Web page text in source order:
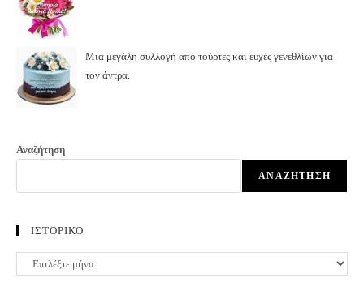
Μια μεγάλη συλλογή από τούρτες και ευχές γενεθλίων για
τον άντρα.
Αναζήτηση
ΑΝΑΖΉΤΗΣΗ
ΙΣΤΟΡΙΚΟ
ΙΣΤΟΡΙΚΟ